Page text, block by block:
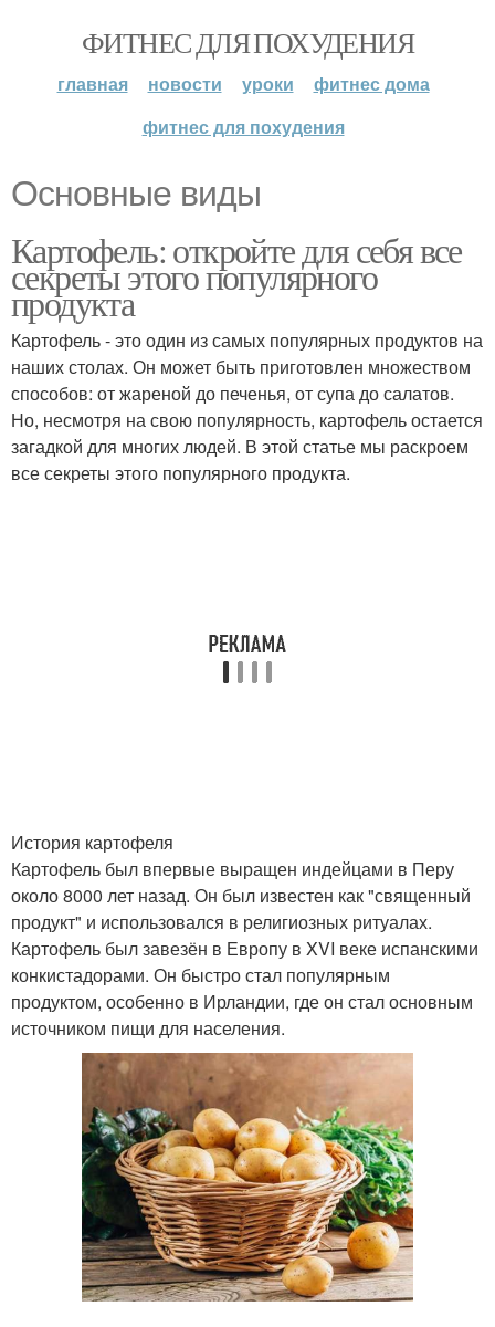
ФИТНЕС ДЛЯ ПОХУДЕНИЯ
главная новости уроки
фитнес дома
фитнес для похудения
Основные виды
Картофель: откройте для себя все
секреты этого популярного
продукта
Картофель - это один из самых популярных продуктов на
наших столах. Он может быть приготовлен множеством
способов: от жареной до печенья, от супа до салатов.
Но, несмотря на свою популярность, картофель остается
загадкой для многих людей. В этой статье мы раскроем
все секреты этого популярного продукта.
История картофеля
Картофель был впервые выращен индейцами в Перу
около 8000 лет назад. Он был известен как "священный
продукт" и использовался в религиозных ритуалах.
Картофель был завезён в Европу в XVI веке испанскими
конкистадорами. Он быстро стал популярным
продуктом, особенно в Ирландии, где он стал основным
источником пищи для населения.